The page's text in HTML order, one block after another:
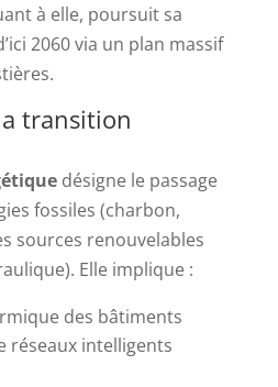
à elle, poursuit sa
2060 via un plan massif
transition
désigne le passage
fossiles (charbon,
sources renouvelables
Elle implique :
des bâtiments
réseaux intelligents